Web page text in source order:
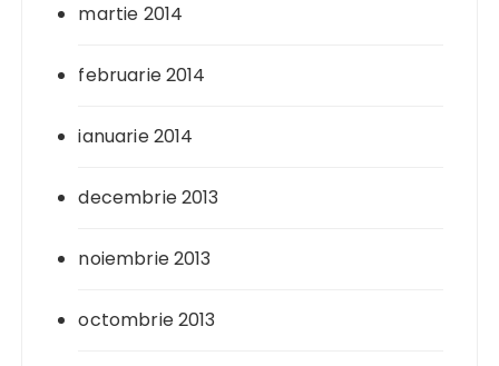
martie 2014
februarie 2014
ianuarie 2014
decembrie 2013
noiembrie 2013
octombrie 2013